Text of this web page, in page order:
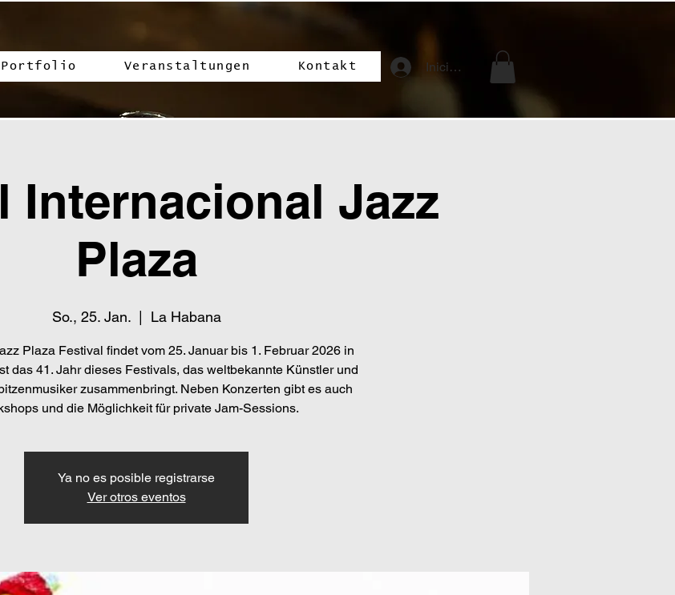
Iniciar sesión
Portfolio Veranstaltungen Kontakt
Internacional Jazz
Plaza
So., 25. Jan.
  |
La Habana
Plaza Festival findet vom 25. Januar bis 1. Februar 2026 in
das 41. Jahr dieses Festivals, das weltbekannte Künstler und
zusammenbringt. Neben Konzerten gibt es auch
und die Möglichkeit für private Jam-Sessions.
Ya no es posible registrarse
Ver otros eventos